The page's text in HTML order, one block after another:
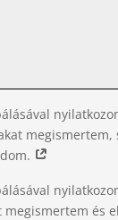
megismertem,
és